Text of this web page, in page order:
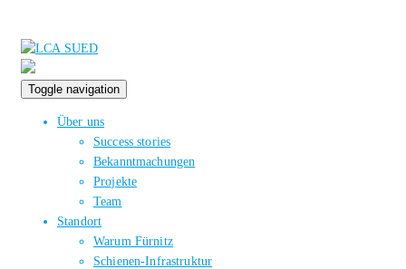
Toggle navigation
Über uns
Success stories
Bekanntmachungen
Projekte
Team
Standort
Warum Fürnitz
Schienen-Infrastruktur